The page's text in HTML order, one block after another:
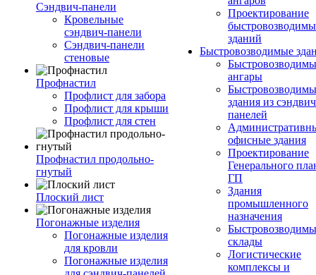
Сэндвич-панели
Кровельные
сэндвич-панели
Сэндвич-панели
стеновые
Профнастил
Профлист для забора
Профлист для крыши
Профлист для стен
Профнастил продольно-
гнутый
Плоский лист
Погонажные изделия
Погонажные изделия
для кровли
Погонажные изделия
Проектирование
зданий
Быстровозводимые
ангары
здания из сэндвич
панелей
офисные здания
Проектирование
Генерального
ГП
Здания
промышленного
назначения
склады
Логистические
комплексы и